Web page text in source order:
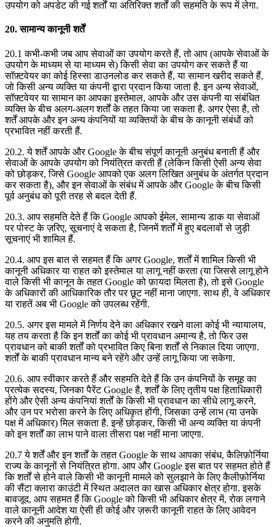
उपयोग को अपडेट की गई शर्तों या अतिरिक्त शर्तों की सहमति के रूप में लेगा.
20. सामान्य कानूनी शर्तें
20.1 कभी-कभी जब आप सेवाओं का उपयोग करते हैं, तो आप (आपके सेवाओं के
उपयोग के माध्यम से या माध्यम से) किसी सेवा का उपयोग कर सकते हैं या
सॉफ़्टवेयर का कोई हिस्सा डाउनलोड कर सकते हैं, या सामान खरीद सकते हैं,
जो किसी अन्य व्यक्ति या कंपनी द्वारा प्रदान किया जाता है. इन अन्य सेवाओं,
सॉफ़्टवेयर या सामान का आपका इस्तेमाल, आपके और उस कंपनी या संबंधित
व्यक्ति के बीच अलग-अलग शर्तों के तहत किया जा सकता है. अगर ऐसा है, तो
शर्तें आपके और इन अन्य कंपनियों या व्यक्तियों के बीच के कानूनी संबंधों को
प्रभावित नहीं करती हैं.
20.2. ये शर्तें आपके और Google के बीच संपूर्ण कानूनी अनुबंध बनाती हैं और
सेवाओं के आपके उपयोग को नियंत्रित करती हैं (लेकिन किसी ऐसी अन्य सेवा
को छोड़कर, जिसे Google आपको एक अलग लिखित अनुबंध के अंतर्गत प्रदान
कर सकता है), और इन सेवाओं के संबंध में आपके और Google के बीच किसी
पूर्व अनुबंध को पूरी तरह से बदल देती हैं.
20.3. आप सहमति देते हैं कि Google आपको ईमेल, सामान्य डाक या सेवाओं
पर पोस्ट के ज़रिए, सूचनाएं दे सकता है, जिनमें शर्तों में हुए बदलावों से जुड़ी
सूचनाएं भी शामिल हैं.
20.4. आप इस बात से सहमत हैं कि अगर Google, शर्तों में शामिल किसी भी
कानूनी अधिकार या राहत को इस्तेमाल या लागू नहीं करता (या जिससे लागू होने
वाले किसी भी कानून के तहत Google को फ़ायदा मिलता है), तो इसे Google
के अधिकारों की आधिकारिक तौर पर छूट नहीं माना जाएगा. साथ ही, वे अधिकार
या राहतें अब भी Google को उपलब्ध रहेंगी.
20.5. अगर इस मामले में निर्णय देने का अधिकार रखने वाला कोई भी न्यायालय,
यह तय करता है कि इन शर्तों का कोई भी प्रावधान अमान्य है, तो फिर उस
प्रावधान को बाकी शर्तों को प्रभावित किए बिना शर्तों से निकाल दिया जाएगा.
शर्तों के बाकी प्रावधान मान्य बने रहेंगे और उन्हें लागू किया जा सकेगा.
20.6. आप स्वीकार करते हैं और सहमति देते हैं कि उन कंपनियों के समूह का
प्रत्येक सदस्य, जिनका पैरेंट Google है, शर्तों के लिए तृतीय पक्ष हिताधिकारी
होंगे और ऐसी अन्य कंपनियां शर्तों के किसी भी प्रावधान का सीधे लागू करने,
और उन पर भरोसा करने के लिए अधिकृत होंगी, जिसका उन्हें लाभ (या उनके
पक्ष में अधिकार) मिल सकता है. इन्हें छोड़कर, किसी भी अन्य व्यक्ति या कंपनी
को इन शर्तों का लाभ पाने वाला तीसरा पक्ष नहीं माना जाएगा.
20.7 ये शर्तें और इन शर्तों के तहत Google के साथ आपका संबंध, कैलिफ़ोर्निया
राज्य के कानूनों से नियंत्रित होगा. आप और Google इस बात पर सहमत होते हैं
कि शर्तों से होने वाले किसी भी कानूनी मामले को सुलझाने के लिए कैलीफ़ोर्निया
की सैंटा क्लारा काउंटी में स्थित अदालत का खास अधिकार क्षेत्र होगा. इसके
बावजूद, आप सहमत हैं कि Google को किसी भी अधिकार क्षेत्र में, रोक लगाने
वाले कानूनी आदेश या ऐसी ही कोई और ज़रूरी कानूनी राहत के लिए आवेदन
करने की अनुमति होगी.